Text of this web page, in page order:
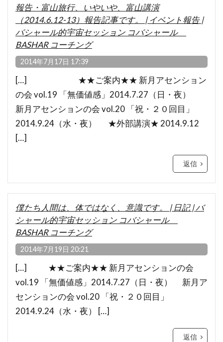
報告・富山旅行、いやいや、富山講演
（2014.6.12-13）報告記事です。 | イベント報告 |
バシャール的宇宙セッション コバシャール
BASHAR コーチング
2014年7月17日 17:39
[…] ★★ご案内★★ 新月アセンション
の会 vol.19 「無価値感」2014.7.27（日・夜）
新月アセンションの会 vol.20 「祝・２０回目」
2014.9.24（水・夜） ★外部講演★ 2014.9.12
[…]
返信
僕たち人間は、体ではなく、意識です。 | 日記 | バ
シャール的宇宙セッション コバシャール
BASHAR コーチング
2014年7月19日 20:21
[…] ★★ご案内★★ 新月アセンションの会
vol.19 「無価値感」2014.7.27（日・夜） 新月ア
センションの会 vol.20 「祝・２０回目」
2014.9.24（水・夜） […]
返信